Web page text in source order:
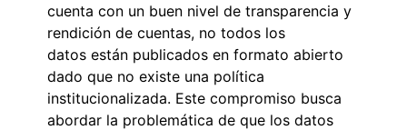
cuenta con un buen nivel de transparencia y
rendición de cuentas, no todos los
datos están publicados en formato abierto
dado que no existe una política
institucionalizada. Este compromiso busca
abordar la problemática de que los datos